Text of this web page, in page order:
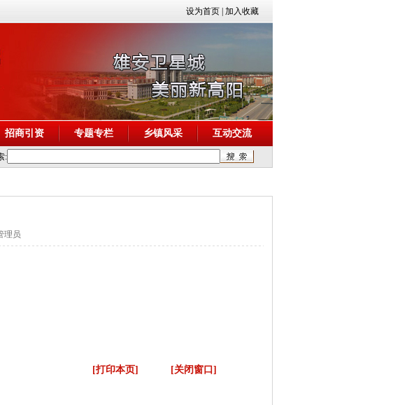
设为首页 加入收藏
招商引资 专题专栏 乡镇风采 互动交流
:
理员
[打印本页] [关闭窗口]